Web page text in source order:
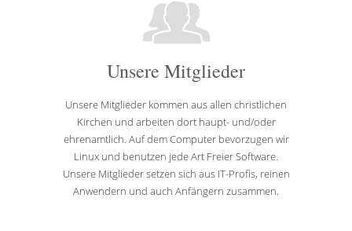
Unsere Mitglieder
Unsere Mitglieder kommen aus allen christlichen
Kirchen und arbeiten dort haupt- und/oder
ehrenamtlich. Auf dem Computer bevorzugen wir
Linux und benutzen jede Art Freier Software.
Unsere Mitglieder setzen sich aus IT-Profis, reinen
Anwendern und auch Anfängern zusammen.